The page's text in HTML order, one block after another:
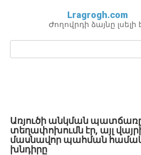
Lragrogh.com
Ժողովրդի ձայնը լսելի
Поиск:
Առյուծի անկման պատճառը
տեղափոխումն էր, այլ
մասնավոր պահման
խնդիրը